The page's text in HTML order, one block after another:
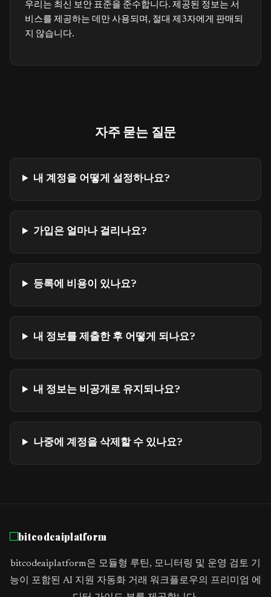
우리는 최신 보안 표준을 준수합니다. 제공된 정보는 서
비스를 제공하는 데만 사용되며, 절대 제3자에게 판매되
지 않습니다.
자주 묻는 질문
내 계정을 어떻게 설정하나요?
가입은 얼마나 걸리나요?
등록에 비용이 있나요?
내 정보를 제출한 후 어떻게 되나요?
내 정보는 비공개로 유지되나요?
나중에 계정을 삭제할 수 있나요?
bitcodeaiplatform
bitcodeaiplatform은 모듈형 루틴, 모니터링 및 운영 검토 기
능이 포함된 AI 지원 자동화 거래 워크플로우의 프리미엄 에